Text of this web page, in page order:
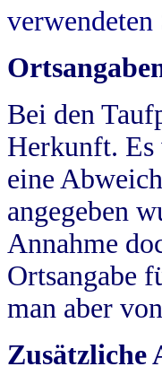
Bei den
Herkunft. Es
eine
angegeben
Annahme
Ortsangabe
man aber
Zusätzliche